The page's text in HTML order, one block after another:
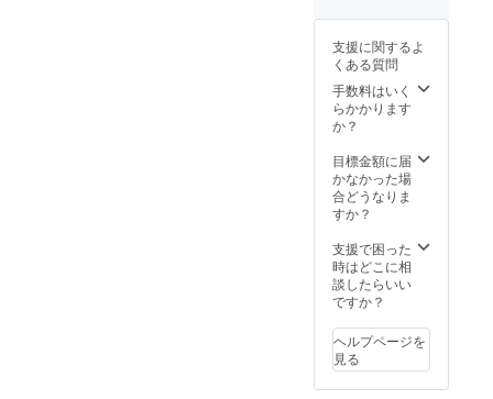
かった
再配送
着払い
換)にて
お送り
いたし
ます。
予めご
ださ
い。 ・
支援者
様の住
ミスに
よる再
配送 ・
支援者
で受け
取れな
かった
場合の
支援に関するよ
くある質問
手数料はいく
らかかります
か？
目標金額に届
かなかった場
合どうなりま
すか？
支援で困った
時はどこに相
談したらいい
ですか？
ヘルプページを
見る